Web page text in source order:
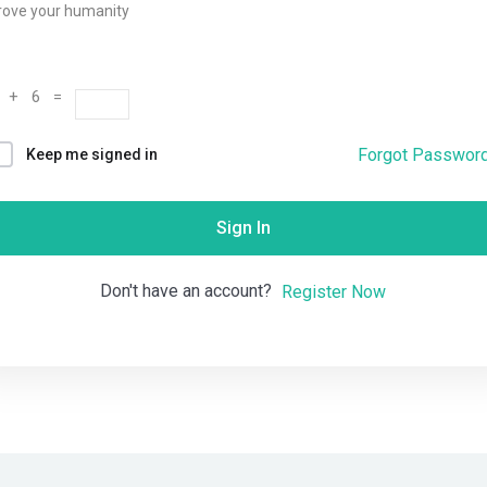
your humanity
+ 6 =
Keep me signed in Forgot
Sign In
Don't have an account? Register Now